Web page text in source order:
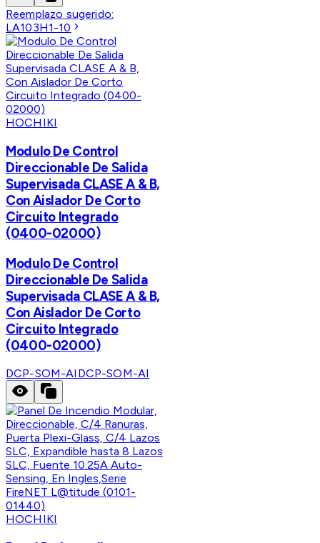
Reemplazo sugerido:
LA103H1-10
HOCHIKI
Modulo De Control
Direccionable De Salida
Supervisada CLASE A & B,
Con Aislador De Corto
Circuito Integrado
(0400-02000)
Modulo De Control
Direccionable De Salida
Supervisada CLASE A & B,
Con Aislador De Corto
Circuito Integrado
(0400-02000)
DCP-SOM-AI DCP-SOM-AI
HOCHIKI